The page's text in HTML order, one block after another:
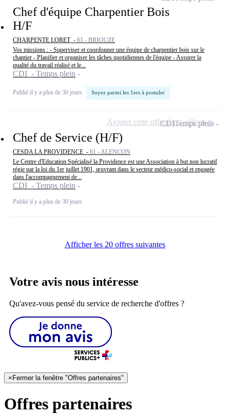
Chef d'équipe Charpentier Bois
H/F
CHARPENTE LORET - 61 - BRIOUZE
Vos missions : - Superviser et coordonner une équipe de charpentier bois sur le
chantier - Planifier et organiser les tâches quotidiennes de l'équipe - Assurer la
qualité du travail réalisé et le...
CDI - Temps plein
Publié il y a plus de 30 jours Soyez parmi les 1ers à postuler
Chef de Service (H/F)
CESDA LA PROVIDENCE - 61 - ALENCON
Le Centre d'Education Spécialisé la Providence est une Association à but non lucratif
régie par la loi du 1er juillet 1901, œuvrant dans le secteur médico-social et engagée
dans l'accompagnement de...
CDI - Temps plein
Publié il y a plus de 30 jours
CDITemps plein
Ajouter cette offre à ma sélection
Afficher les 20 offres suivantes
Votre avis nous intéresse
Qu'avez-vous pensé du service de recherche d'offres ?
× Fermer la fenêtre "Offres partenaires"
Offres partenaires